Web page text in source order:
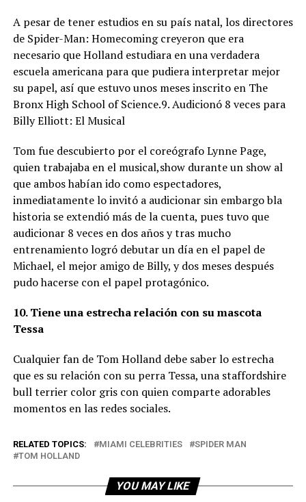
A pesar de tener estudios en su país natal, los directores
de Spider-Man: Homecoming creyeron que era
necesario que Holland estudiara en una verdadera
escuela americana para que pudiera interpretar mejor
su papel, así que estuvo unos meses inscrito en The
Bronx High School of Science.9. Audicionó 8 veces para
Billy Elliott: El Musical
Tom fue descubierto por el coreógrafo Lynne Page,
quien trabajaba en el musical,show durante un show al
que ambos habían ido como espectadores,
inmediatamente lo invitó a audicionar sin embargo bla
historia se extendió más de la cuenta, pues tuvo que
audicionar 8 veces en dos años y tras mucho
entrenamiento logró debutar un día en el papel de
Michael, el mejor amigo de Billy, y dos meses después
pudo hacerse con el papel protagónico.
10. Tiene una estrecha relación con su mascota
Tessa
Cualquier fan de Tom Holland debe saber lo estrecha
que es su relación con su perra Tessa, una staffordshire
bull terrier color gris con quien comparte adorables
momentos en las redes sociales.
RELATED TOPICS: MIAMI CELEBRITIES
SPIDER MAN
TOM HOLLAND
YOU MAY LIKE